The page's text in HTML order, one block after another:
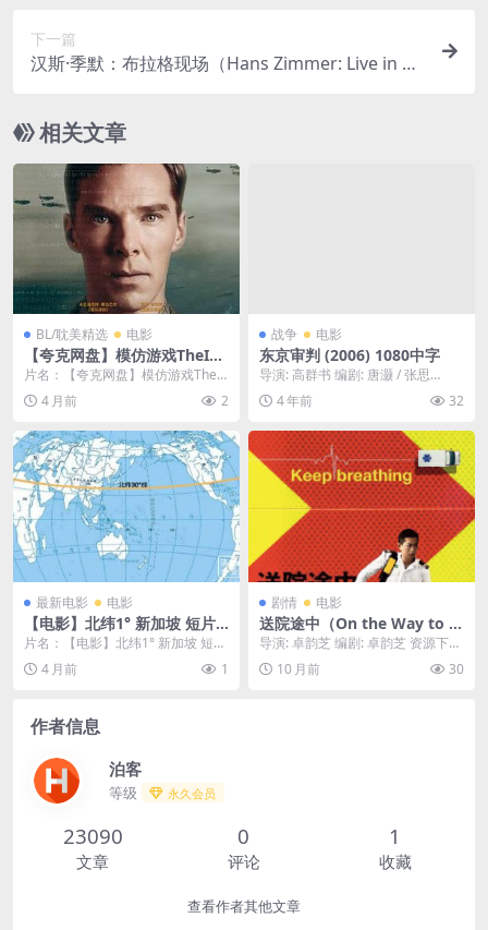
者，探讨了从诞生之初到现代，美国恐怖片是如何
反映美国社会不同时期的集体“噩梦”与焦虑的🇺🇸｜
下一篇
汉斯·季默：布拉格现场（Hans Zimmer: Live in Pr
乐之神“汉斯·季默”的封神现场！在这场音乐会上，
他将亲自演奏《盗梦空间》、《星际穿越》、《加
勒比海盗》等一系列由他操刀的经典电影配乐，带
给你极致的视听盛宴🎶｜ GB
相关文章
BL/耽美精选 电影
【夸克网盘】模仿游戏TheImi
tationGame(2014)同性/传
记/战争
片名：【夸克网盘】模仿游戏TheI
mitationGame(2014)同性/传记...
4 月前 2
战争 电影
东京审判 (2006) 1080中字
导演: 高群书 编剧: 唐灏 / 张思
涛 / 张弛 / 胡坤 主演: 刘松仁 /...
4 年前 32
最新电影 电影
【电影】北纬1° 新加坡 短片 L
eo Roy Aron（2012） 网盘
保存
片名：【电影】北纬1° 新加坡 短片
Leo Roy Aron（2012） 网盘...
4 月前 1
剧情 电影
送院途中（On the Way to t
he Hospital）-2025-剧情-免
费下载 🚑一部聚焦“急救员”的
电影，在分秒必争的“送院途
导演: 卓韵芝 编剧: 卓韵芝 资源下
载：送院途中下载阿里云盘,百度云
盘,免费在...
10 月前 30
作者信息
泊客
等级 永久会员
23090
文章
0
评论
1
收藏
查看作者其他文章